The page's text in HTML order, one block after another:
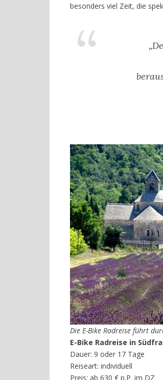
besonders viel Zeit, die
„
Die E-Bike Radreise führt
E-Bike Radreise in
Dauer: 9 oder 17 Tage
Reiseart: individuell
Preis: ab 630 € p.P. im DZ